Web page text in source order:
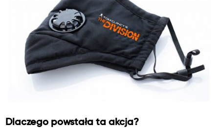
Dlaczego powstała ta akcja?